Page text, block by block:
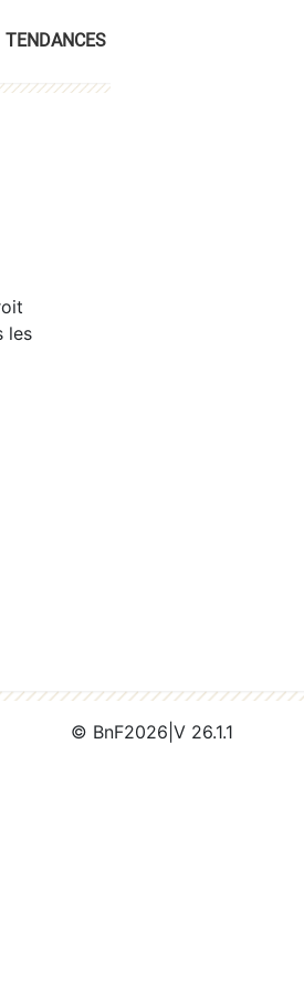
TENDANCES
les
© BnF2026 V 26.1.1